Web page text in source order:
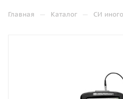
Главная — Каталог — СИ